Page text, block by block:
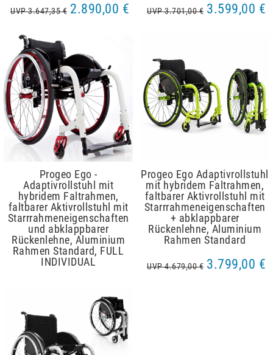
UVP 3.647,35 € 2.890,00 € UVP 3.701,00 € 3.599,00 €
Progeo Ego -
Adaptivrollstuhl mit
hybridem Faltrahmen,
faltbarer Aktivrollstuhl mit
Starrrahmeneigenschaften
und abklappbarer
Rückenlehne, Aluminium
Rahmen Standard, FULL
INDIVIDUAL
Progeo Ego Adaptivrollstuhl
mit hybridem Faltrahmen,
faltbarer Aktivrollstuhl mit
Starrrahmeneigenschaften
+ abklappbarer
Rückenlehne, Aluminium
Rahmen Standard
UVP 4.679,00 € 3.799,00 €